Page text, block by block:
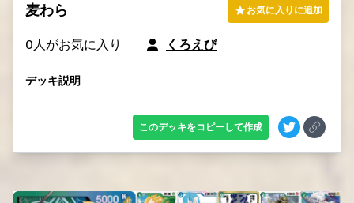
麦わら お気に入りに追加
0人がお気に入り くろえび
デッキ説明
このデッキをコピーして作成